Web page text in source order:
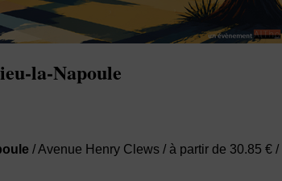
la-Napoule
/ Avenue Henry Clews / à partir de 30.85 € /